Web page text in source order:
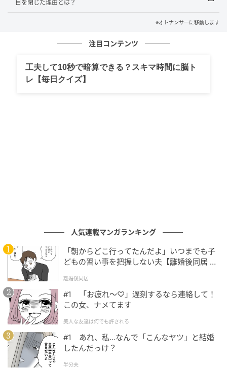
赤松かおりさん「戸惑っている様子や、後ろでのやり
とりも伝わってきて、印象に残っています。向こうは
聞こえていないつもりだったかもしれませんが、意外
Q.コールセンターの対応で、特につらかったことは何
Q.作品について、どのようなコメントが寄せられてい
ますか。
赤松かおりさん「『お子さんが正直でかわいい』『思
わず笑ってしまった』など、温かいコメントをいただ
いています」
Q.創作活動で今後、取り組んでいきたいことを教えて
ください。
目を閉じた理由とは？
※オトナンサーに移動します
注目コンテンツ
工夫して10秒で暗算できる？スキマ時間に脳ト
レ【毎日クイズ】
人気連載マンガランキング
「朝からどこ行ってたんだよ」いつまでも子
どもの習い事を把握しない夫【離婚後同居 Vo
離婚後同居
#1 「お疲れ〜♡」遅刻するなら連絡して！
この女、ナメてます
美人な友達は何でも許される
#1 あれ、私…なんで「こんなヤツ」と結婚
したんだっけ？
半分夫